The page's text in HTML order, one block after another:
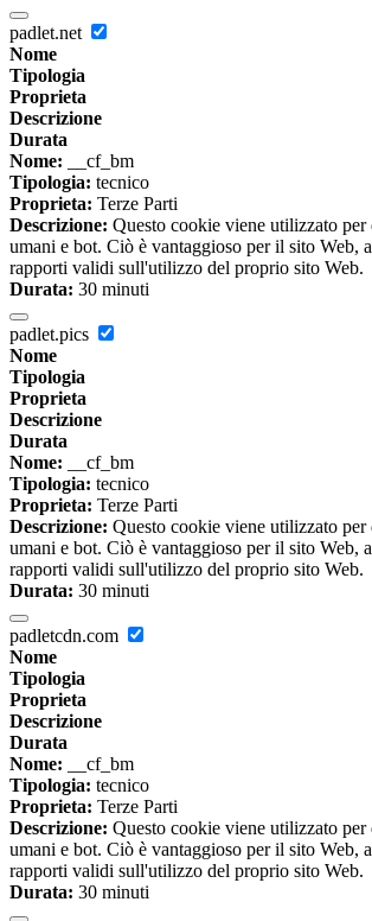
padlet.net
Nome
Tipologia
Proprieta
Descrizione
Durata
Nome: __cf_bm
Tipologia: tecnico
Proprieta: Terze Parti
Descrizione: Questo cookie viene utilizzato per
umani e bot. Ciò è vantaggioso per il sito Web,
rapporti validi sull'utilizzo del proprio sito Web.
Durata: 30 minuti
padlet.pics
Nome
Tipologia
Proprieta
Descrizione
Durata
Nome: __cf_bm
Tipologia: tecnico
Proprieta: Terze Parti
Descrizione: Questo cookie viene utilizzato per
umani e bot. Ciò è vantaggioso per il sito Web,
rapporti validi sull'utilizzo del proprio sito Web.
Durata: 30 minuti
padletcdn.com
Nome
Tipologia
Proprieta
Descrizione
Durata
Nome: __cf_bm
Tipologia: tecnico
Proprieta: Terze Parti
Descrizione: Questo cookie viene utilizzato per
umani e bot. Ciò è vantaggioso per il sito Web,
rapporti validi sull'utilizzo del proprio sito Web.
Durata: 30 minuti